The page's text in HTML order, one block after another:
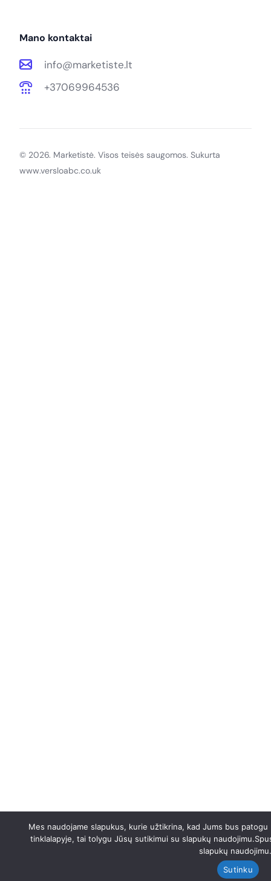
Mano kontaktai
info@marketiste.lt
+37069964536
© 2026. Marketistė. Visos teisės saugomos. Sukurta
www.versloabc.co.uk
hello@landio.com
Looking for collaboration for your next project?
Mes naudojame slapukus, kurie užtikrina, kad Jums bus
tinklalapyje, tai tolygu Jūsų sutikimui su slapukų
slapukų naudojimu.
Sutinku